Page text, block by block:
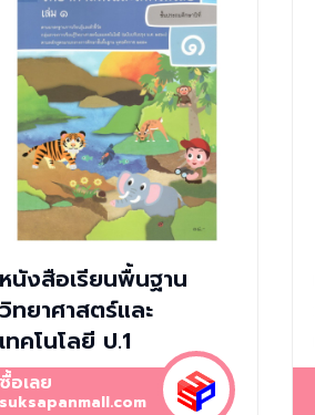
หนังสือเรียนพื้นฐาน
วิทยาศาสตร์และ
เทคโนโลยี ป.1
ซื้อเลย
suksapanmall.com